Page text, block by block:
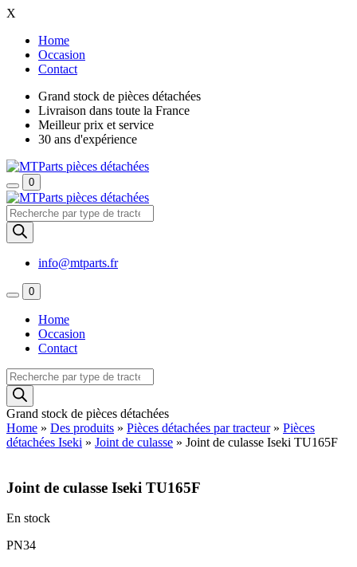
X
Home
Occasion
Contact
Grand stock de pièces détachées
Livraison dans toute la France
Meilleur prix et service
30 ans d'expérience
0
Recherche
de
produits
info@mtparts.fr
0
Home
Occasion
Contact
Recherche
de
produits
Grand stock de pièces détachées
Home » Des produits » Pièces détachées par tracteur» Pièces
détachées Iseki » Joint de culasse » Joint de culasse Iseki TU165F
Joint de culasse Iseki TU165F
En stock
PN34